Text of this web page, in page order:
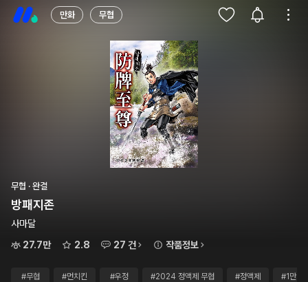
만화 무협
무협 · 완결
방패지존
사마달
27.7만
2.8 27 건 작품정보
#무협 #먼치킨 #우정 #2024 정액제 무협 #정액제 #1만~2